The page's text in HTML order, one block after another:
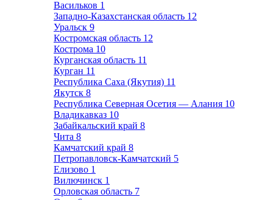
Васильков 1
Западно-Казахстанская область 12
Уральск 9
Костромская область 12
Кострома 10
Курганская область 11
Курган 11
Республика Саха (Якутия) 11
Якутск 8
Республика Северная Осетия — Алания 10
Владикавказ 10
Забайкальский край 8
Чита 8
Камчатский край 8
Петропавловск-Камчатский 5
Елизово 1
Вилючинск 1
Орловская область 7